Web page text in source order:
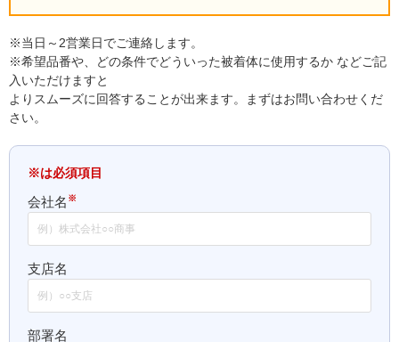
※当日～2営業日でご連絡します。
※希望品番や、どの条件でどういった被着体に使用するか などご記
入いただけますと
よりスムーズに回答することが出来ます。まずはお問い合わせくだ
さい。
※は必須項目
会社名 ※
支店名
部署名